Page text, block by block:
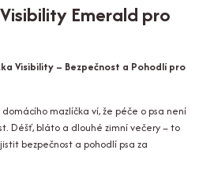
Emerald pro
Visibility – Bezpečnost a Pohodlí pro
mazlíčka ví, že péče o psa není
Déšť, bláto a dlouhé zimní večery – to
bezpečnost a pohodlí psa za